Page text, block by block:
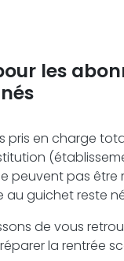
les
pris en charge
peuvent pas être
au guichet reste
de vous
la rentrée